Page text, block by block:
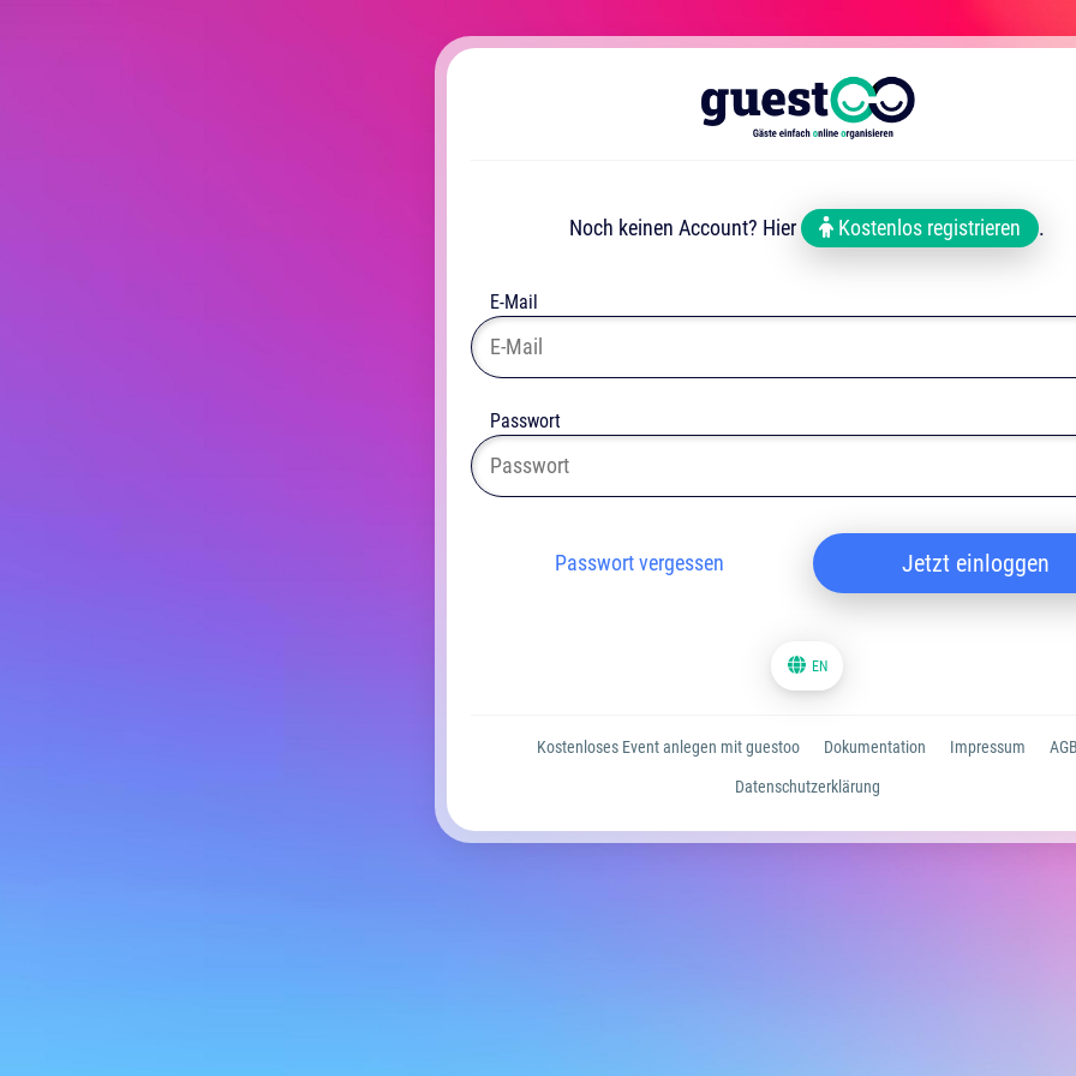
Noch keinen Account? Hier Kostenlos registrieren .
E-Mail
Passwort
Jetzt einloggen
Passwort vergessen
EN
Kostenloses Event anlegen mit guestoo Dokumentation Impressum
Datenschutzerklärung